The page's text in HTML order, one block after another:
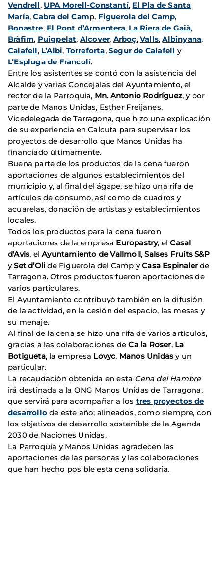
Vendrell, UPA Morell-Constantí, El Pla de Santa
María,Cabra del Camp, Figuerola del Camp,
Bonastre, El Pont d’Armentera, La Riera de Gaià,
Bràfim, Puigpelat, Alcover, Arboç,Valls,Albinyana,
Calafell, L’Albi, Torreforta,Segur de Calafell y
L’Espluga de Francolí.
Entre los asistentes se contó con la asistencia del
Alcalde y varias Concejalas del Ayuntamiento, el
rector de la Parroquia, Mn. Antonio Rodríguez, y por
parte de Manos Unidas, Esther Freijanes,
Vicedelegada de Tarragona, que hizo una explicación
de su experiencia en Calcuta para supervisar los
proyectos de desarrollo que Manos Unidas ha
financiado últimamente.
Buena parte de los productos de la cena fueron
aportaciones de algunos establecimientos del
municipio y, al final del ágape, se hizo una rifa de
artículos de consumo, así como de cuadros y
acuarelas, donación de artistas y establecimientos
locales.
Todos los productos para la cena fueron
aportaciones de la empresa Europastry, elCasal
d'Avis, el Ayuntamiento de Vallmoll,Salses Fruits S&P
ySet d’Oli de Figuerola del Camp yCasa Espinalerde
Tarragona. Otros productos fueron aportaciones de
varios particulares.
El Ayuntamiento contribuyó también en la difusión
de la actividad, en la cesión del espacio, las mesas y
su menaje.
Al final de la cena se hizo una rifa de varios artículos,
gracias a las colaboraciones de Ca la Roser, La
Botigueta, la empresa Lovyc, Manos Unidas y un
particular.
La recaudación obtenida en esta Cena del Hambre
irá destinada a la ONG Manos Unidas de Tarragona,
que servirá para acompañar a los tres proyectos de
desarrollo de este año; alineados, como siempre, con
los objetivos de desarrollo sostenible de la Agenda
2030 de Naciones Unidas.
La Parroquia y Manos Unidas agradecen las
aportaciones de las personas y las colaboraciones
que han hecho posible esta cena solidaria.